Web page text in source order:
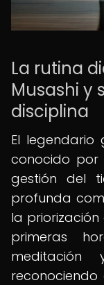
La rutina
Musashi y
disciplina
El legendario
conocido por
gestión del
profunda
la priorización
primeras
meditación